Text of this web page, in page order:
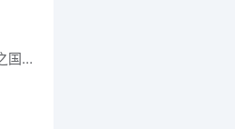
风之国世界次元宝珠怎么获得-风之国世界次元宝珠获取方法介绍